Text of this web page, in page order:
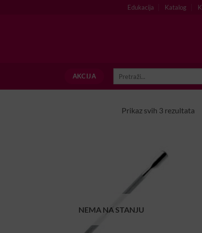
Edukacija Katalog
AKCIJA
Prikaz svih 3 rezultata
NEMA NA STANJU